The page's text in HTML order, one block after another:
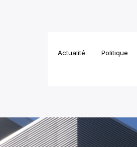
Actualité Politique